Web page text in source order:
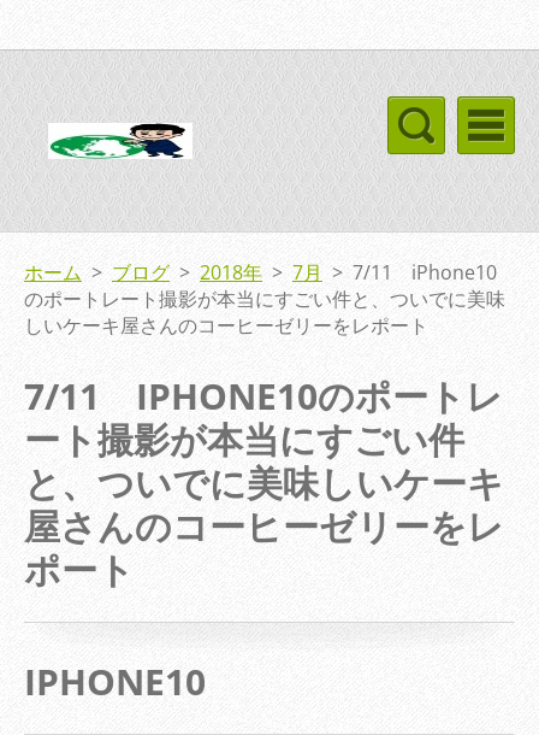
ホーム > ブログ > 2018年 > 7月 > 7/11 iPhone10
のポートレート撮影が本当にすごい件と、ついでに美味
しいケーキ屋さんのコーヒーゼリーをレポート
7/11 IPHONE10のポートレ
ート撮影が本当にすごい件
と、ついでに美味しいケーキ
屋さんのコーヒーゼリーをレ
ポート
IPHONE10